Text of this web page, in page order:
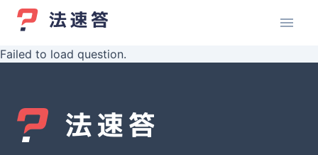
Failed to load question.